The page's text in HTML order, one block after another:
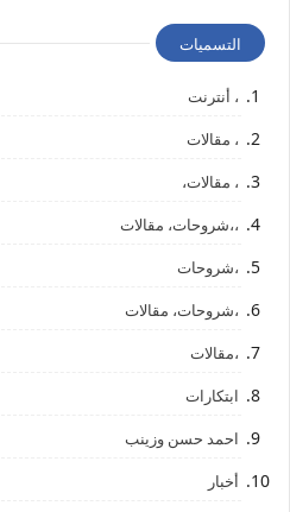
التسميات
، أنترنت
، مقالات
، مقالات،
،،شروحات، مقالات
،شروحات
،شروحات، مقالات
،مقالات
ابتكارات
احمد حسن وزينب
أخبار